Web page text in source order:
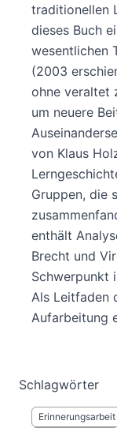
tradi­tionellen
dieses Buch
wesentlichen
(2003
ohne veraltet
um neuere
von Klaus
Gruppen, die
enthält
Brecht und
Schwerpunkt
Als Leitfaden
Aufarbeitung
Schlagwörter
Erinnerungsarbeit